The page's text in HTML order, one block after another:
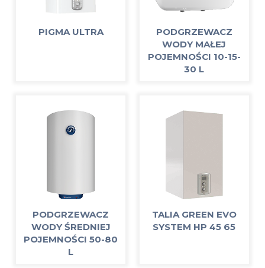
PIGMA ULTRA
PODGRZEWACZ
WODY MAŁEJ
POJEMNOŚCI 10-15-
30 L
PODGRZEWACZ
WODY ŚREDNIEJ
POJEMNOŚCI 50-80
L
TALIA GREEN EVO
SYSTEM HP 45 65